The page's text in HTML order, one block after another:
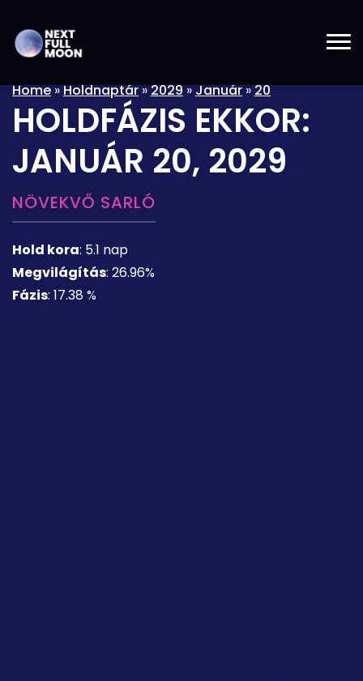
Home»Holdnaptár»2029»Január»20
HOLDFÁZIS EKKOR:
JANUÁR 20, 2029
NÖVEKVŐ SARLÓ
Hold kora: 5.1 nap
Megvilágítás: 26.96%
Fázis: 17.38 %